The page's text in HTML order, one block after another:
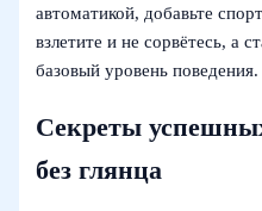
автоматикой, добавьте
взлетите и не сорвётесь, а
базовый уровень поведения.
Секреты
без глянца